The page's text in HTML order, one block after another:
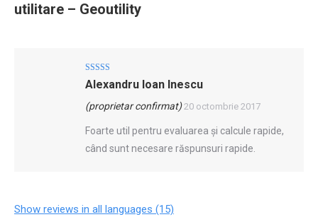
utilitare – Geoutility
Evaluat la5
din 5
Alexandru Ioan Inescu
(proprietar confirmat) 20 octombrie 2017
Foarte util pentru evaluarea și calcule rapide,
când sunt necesare răspunsuri rapide.
Show reviews in all languages (15)